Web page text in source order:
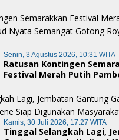
Publik
Senin, 3 Agustus 2026, 10:31 WITA
Ratusan Kontingen
Festival Merah Putih
Royong dan Cinta Tanah
Kamis, 30 Juli 2026, 17:27 WITA
Tinggal Selangkah Lagi,